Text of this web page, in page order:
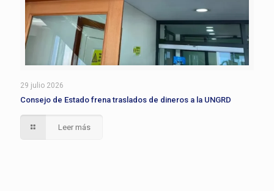
29 julio 2026
Consejo de Estado frena traslados de dineros a la UNGRD
Leer más